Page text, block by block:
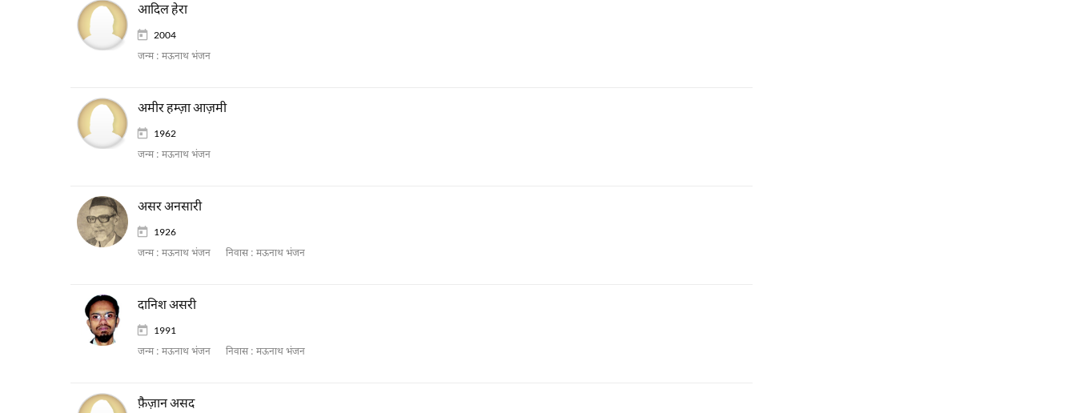
आदिल हेरा
2004
जन्म : मऊनाथ भंजन
अमीर हम्ज़ा आज़मी
1962
जन्म : मऊनाथ भंजन
असर अनसारी
1926
जन्म : मऊनाथ भंजन निवास : मऊनाथ भंजन
दानिश असरी
1991
जन्म : मऊनाथ भंजन निवास : मऊनाथ भंजन
फ़ैज़ान असद